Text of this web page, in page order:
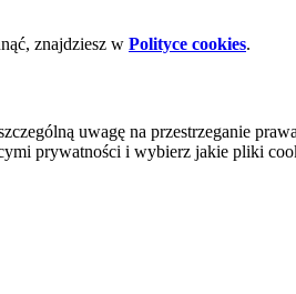
znajdziesz w Polityce cookies.
uwagę na przestrzeganie
prywatności i wybierz jakie pliki